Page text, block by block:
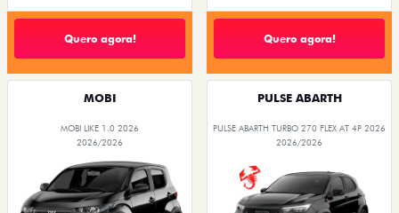
Quero agora! Quero agora!
MOBI
MOBI LIKE 1.0 2026
2026/2026
PULSE ABARTH
PULSE ABARTH TURBO 270 FLEX AT 4P 2026
2026/2026